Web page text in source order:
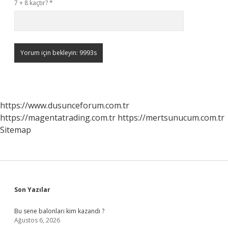
7 + 8 kaçtır?*
https://www.dusunceforum.com.tr
https://magentatrading.com.tr https://mertsunucum.com.tr
Sitemap
Sidebar
Son Yazılar
Bu sene balonları kim kazandı ?
Ağustos 6, 2026